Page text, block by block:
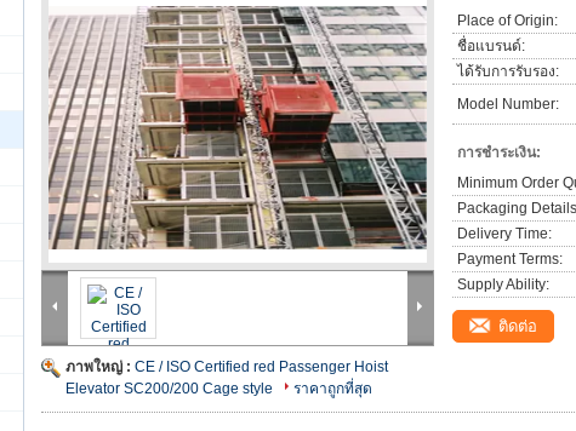
ภาพใหญ่ : CE / ISO Certified red Passenger Hoist
Elevator SC200/200 Cage style
ราคาถูกที่สุด
Place of Origin:
ชื่อแบรนด์:
ได้รับการรับรอง:
Model Number:
การชำระเงิน:
Minimum Order
Packaging
Delivery Time:
Payment Terms:
Supply Ability:
ติดต่อ